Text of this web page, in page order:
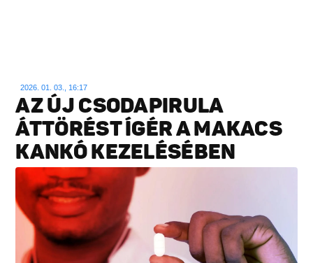
2026. 01. 03., 16:17
AZ ÚJ CSODAPIRULA
ÁTTÖRÉST ÍGÉR A MAKACS
KANKÓ KEZELÉSÉBEN